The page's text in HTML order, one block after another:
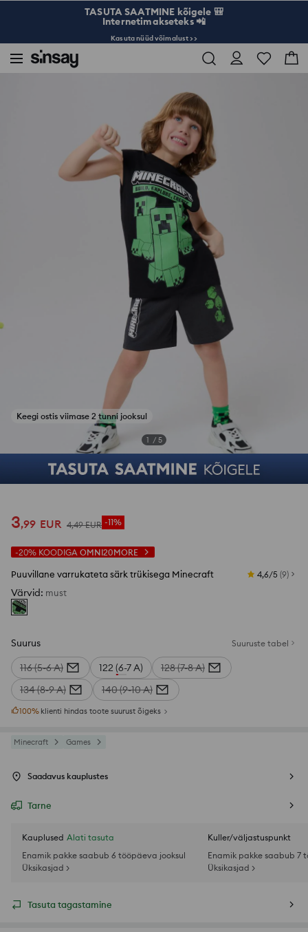
TASUTA SAATMINE kõigele 🎒
Internetimakseteks 📲
Kasuta nüüd võimalust >>
Puuvillane varrukateta särk trükisega Minecraft
Keegi ostis viimase 2 tunni jooksul
1 / 5
3,99 EUR 4,49 EUR -11%
-20% KOODIGA OMNI20MORE
Puuvillane varrukateta särk trükisega Minecraft 4,6/5 (9)
Värvid: must
Suurus Suuruste tabel
116 (5-6 A) 122 (6-7 A)
128 (7-8 A)
134 (8-9 A)
140 (9-10 A)
100% klienti hindas toote suurust õigeks
Minecraft Games
Saadavus kauplustes
Tarne
Kauplused Alati tasuta
Enamik pakke saabub 6 tööpäeva jooksul
Üksikasjad >
Kuller/väljastuspunkt
Enamik pakke saabub 7
Üksikasjad >
Tasuta tagastamine